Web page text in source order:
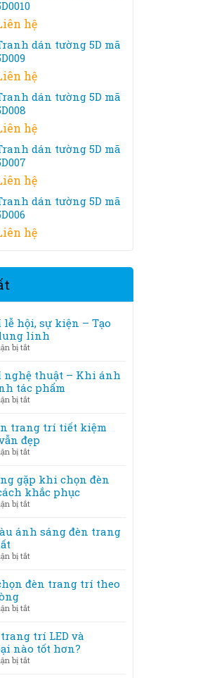
hệ
dán tường 5D mã
hệ
dán tường 5D mã
hệ
dán tường 5D mã
hệ
dán tường 5D mã
hệ
hội, sự kiện – Tạo
linh
bị tắtở
trang
lễ
kiện
–
Tạo
gian
lung
linh
thuật – Khi ánh
tác phẩm
bị tắtở
trang
trí
nghệ
Khi
ánh
sáng
thành
phẩm
trang trí tiết kiệm
đẹp
bị tắtở
trí
đèn
tiết
điện
vẫn
gặp khi chọn đèn
khắc phục
bị tắtở
lầm
đèn
trí
cách
khắc
phục
ánh sáng đèn trang
bị tắtở
phối
trang
trí
với
đèn trang trí theo
bị tắtở
tắc
chọn
đèn
trí LED và
nào tốt hơn?
bị tắtở